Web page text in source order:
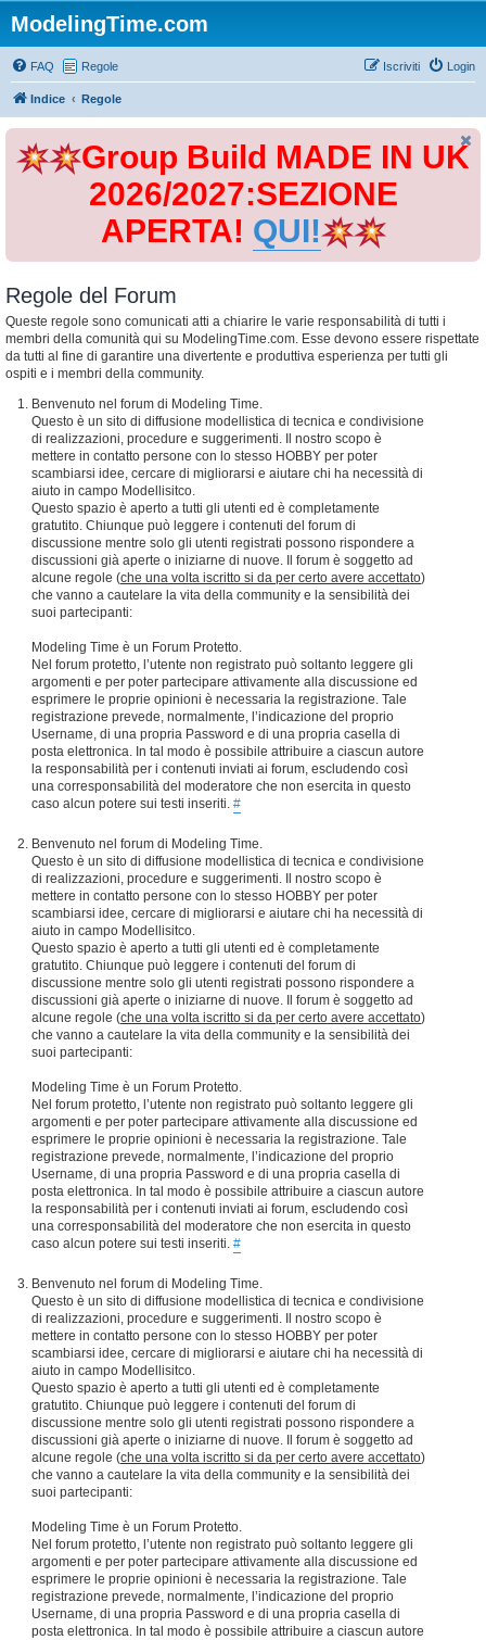
ModelingTime.com
FAQ Regole Login
Iscriviti
Indice Regole
Group Build MADE IN UK
2026/2027:SEZIONE
APERTA! QUI!
Regole del Forum
Queste regole sono comunicati atti a chiarire le varie responsabilità di tutti i
membri della comunità qui su ModelingTime.com. Esse devono essere rispettate
da tutti al fine di garantire una divertente e produttiva esperienza per tutti gli
ospiti e i membri della community.
Benvenuto nel forum di Modeling Time.
Questo è un sito di diffusione modellistica di tecnica e condivisione
di realizzazioni, procedure e suggerimenti. Il nostro scopo è
mettere in contatto persone con lo stesso HOBBY per poter
scambiarsi idee, cercare di migliorarsi e aiutare chi ha necessità di
aiuto in campo Modellisitco.
Questo spazio è aperto a tutti gli utenti ed è completamente
gratutito. Chiunque può leggere i contenuti del forum di
discussione mentre solo gli utenti registrati possono rispondere a
discussioni già aperte o iniziarne di nuove. Il forum è soggetto ad
alcune regole (che una volta iscritto si da per certo avere accettato)
che vanno a cautelare la vita della community e la sensibilità dei
suoi partecipanti:
Modeling Time è un Forum Protetto.
Nel forum protetto, l’utente non registrato può soltanto leggere gli
argomenti e per poter partecipare attivamente alla discussione ed
esprimere le proprie opinioni è necessaria la registrazione. Tale
registrazione prevede, normalmente, l’indicazione del proprio
Username, di una propria Password e di una propria casella di
posta elettronica. In tal modo è possibile attribuire a ciascun autore
la responsabilità per i contenuti inviati ai forum, escludendo così
una corresponsabilità del moderatore che non esercita in questo
caso alcun potere sui testi inseriti. #
Benvenuto nel forum di Modeling Time.
Questo è un sito di diffusione modellistica di tecnica e condivisione
di realizzazioni, procedure e suggerimenti. Il nostro scopo è
mettere in contatto persone con lo stesso HOBBY per poter
scambiarsi idee, cercare di migliorarsi e aiutare chi ha necessità di
aiuto in campo Modellisitco.
Questo spazio è aperto a tutti gli utenti ed è completamente
gratutito. Chiunque può leggere i contenuti del forum di
discussione mentre solo gli utenti registrati possono rispondere a
discussioni già aperte o iniziarne di nuove. Il forum è soggetto ad
alcune regole (che una volta iscritto si da per certo avere accettato)
che vanno a cautelare la vita della community e la sensibilità dei
suoi partecipanti:
Modeling Time è un Forum Protetto.
Nel forum protetto, l’utente non registrato può soltanto leggere gli
argomenti e per poter partecipare attivamente alla discussione ed
esprimere le proprie opinioni è necessaria la registrazione. Tale
registrazione prevede, normalmente, l’indicazione del proprio
Username, di una propria Password e di una propria casella di
posta elettronica. In tal modo è possibile attribuire a ciascun autore
la responsabilità per i contenuti inviati ai forum, escludendo così
una corresponsabilità del moderatore che non esercita in questo
caso alcun potere sui testi inseriti. #
Benvenuto nel forum di Modeling Time.
Questo è un sito di diffusione modellistica di tecnica e condivisione
di realizzazioni, procedure e suggerimenti. Il nostro scopo è
mettere in contatto persone con lo stesso HOBBY per poter
scambiarsi idee, cercare di migliorarsi e aiutare chi ha necessità di
aiuto in campo Modellisitco.
Questo spazio è aperto a tutti gli utenti ed è completamente
gratutito. Chiunque può leggere i contenuti del forum di
discussione mentre solo gli utenti registrati possono rispondere a
discussioni già aperte o iniziarne di nuove. Il forum è soggetto ad
alcune regole (che una volta iscritto si da per certo avere accettato)
che vanno a cautelare la vita della community e la sensibilità dei
suoi partecipanti:
Modeling Time è un Forum Protetto.
Nel forum protetto, l’utente non registrato può soltanto leggere gli
argomenti e per poter partecipare attivamente alla discussione ed
esprimere le proprie opinioni è necessaria la registrazione. Tale
registrazione prevede, normalmente, l’indicazione del proprio
Username, di una propria Password e di una propria casella di
posta elettronica. In tal modo è possibile attribuire a ciascun autore